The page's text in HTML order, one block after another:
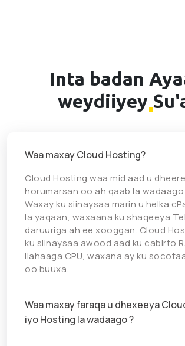
Inta badan
weydiiyey
Waa maxay Cloud Hosting?
Cloud Hosting waa mid aad u
horumarsan oo ah qaab la
Waxay ku siinaysaa marin u helka
la yaqaan, waxaana ku shaqeeya
daruuriga ah ee xooggan. Cloud
ku siinaysaa awood aad ku cabirto
ilahaaga CPU, waxana ay ku
oo buuxa.
Waa maxay faraqa u dhexeeya
iyo Hosting la wadaago ?